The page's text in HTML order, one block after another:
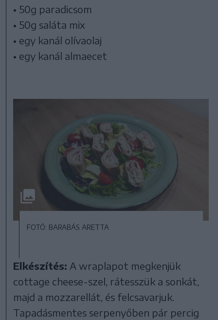
• 50g paradicsom
• 50g saláta mix
• egy kanál olívaolaj
• egy kanál almaecet
FOTÓ: BARABÁS ARETTA
Elkészítés: A wraplapot megkenjük
cottage cheese-szel, rátesszük a sonkát,
majd a mozzarellát, és felcsavarjuk.
Tapadásmentes serpenyőben pár percig